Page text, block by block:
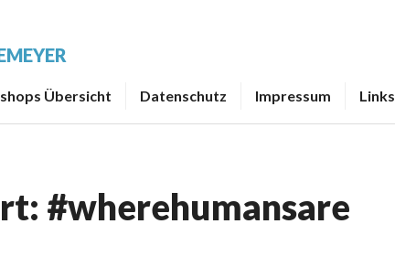
Übersicht Datenschutz Impressum Links
#wherehumansare